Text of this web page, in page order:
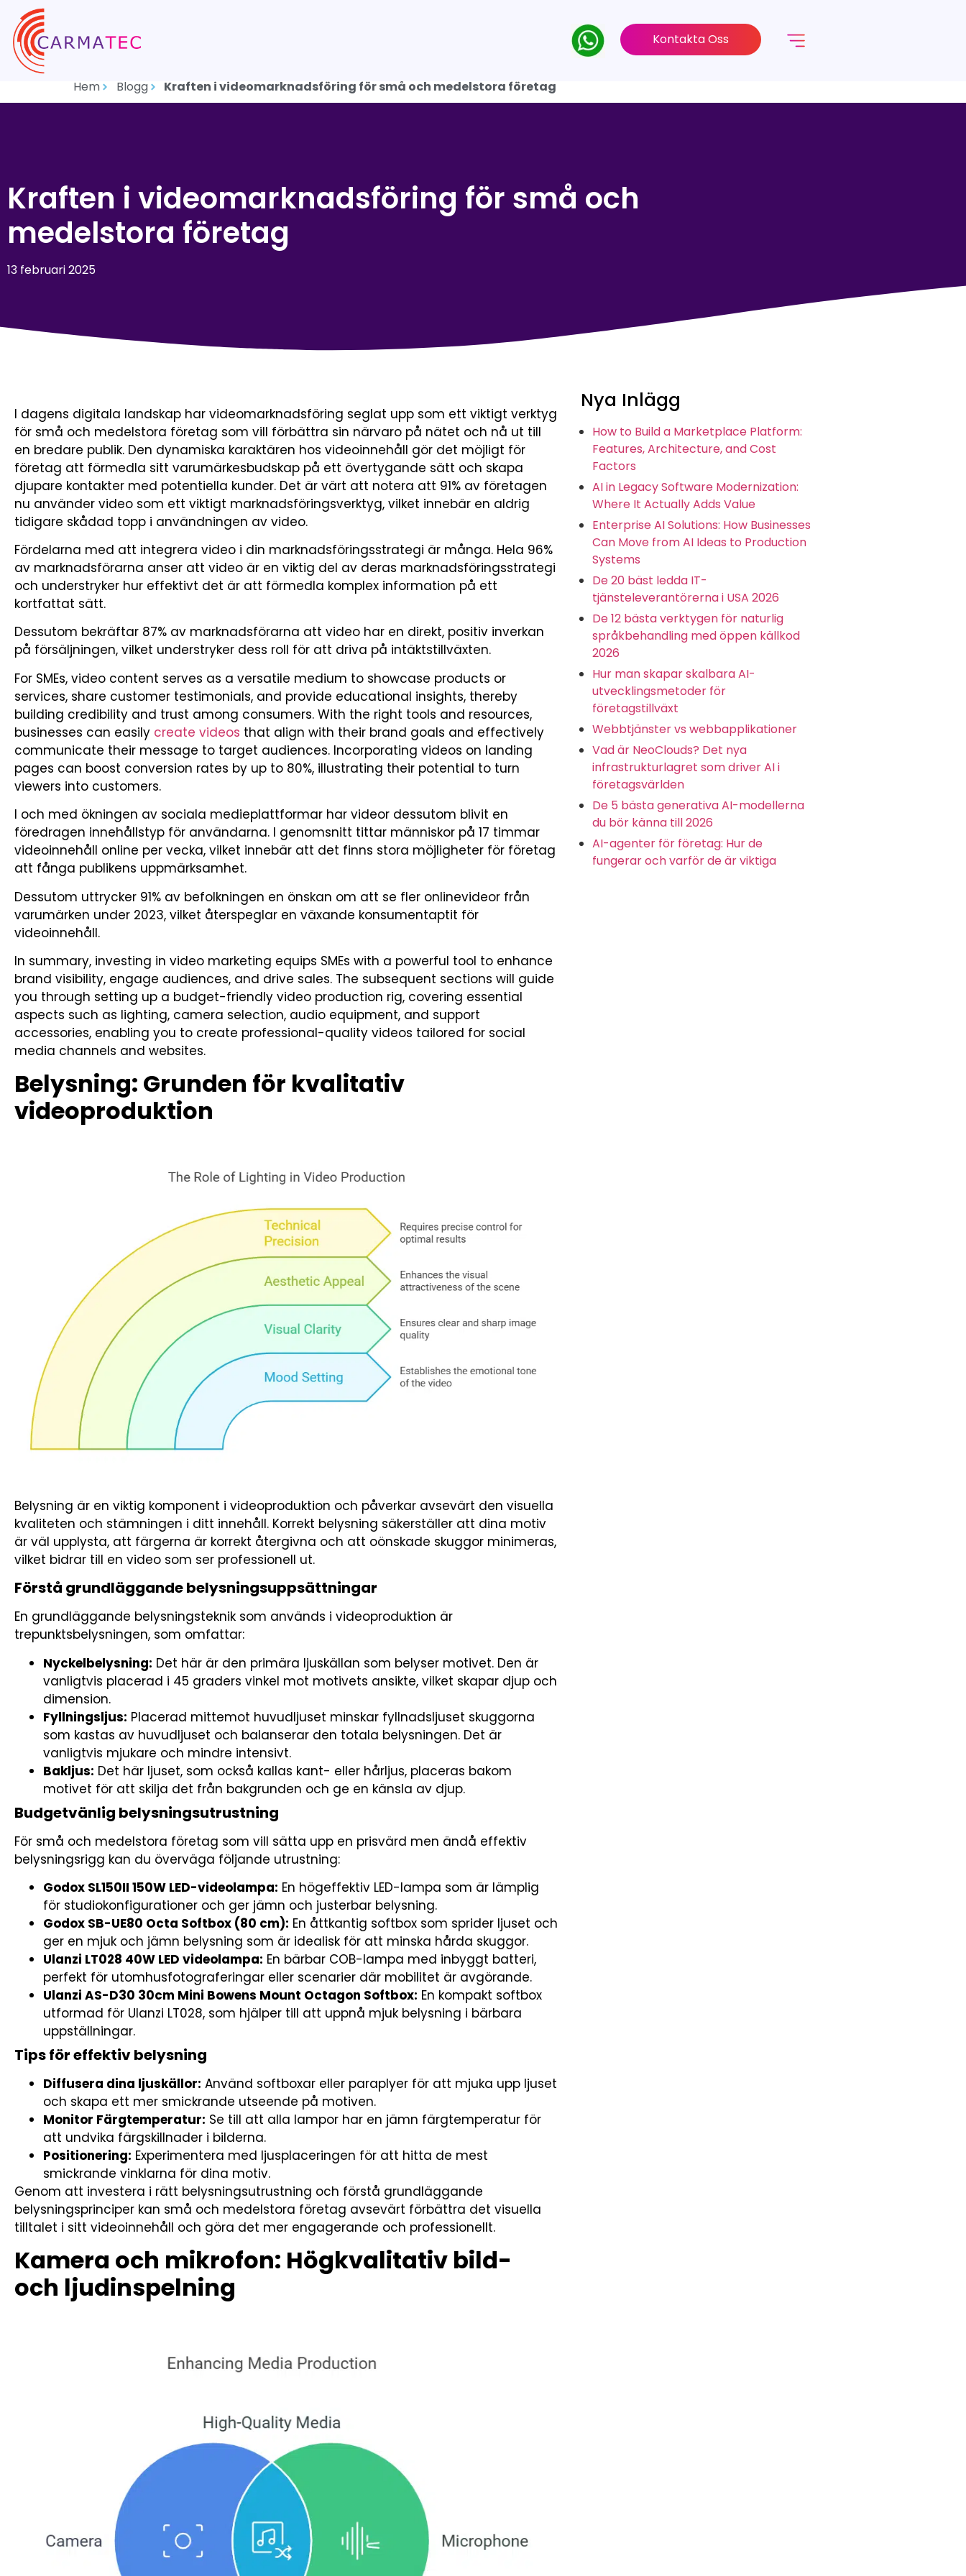
Kontakta Oss
Hem Blogg Kraften i videomarknadsföring för små och medelstora företag
Kraften i videomarknadsföring för små och
medelstora företag
13 februari 2025
I dagens digitala landskap har videomarknadsföring seglat upp som ett viktigt verktyg
för små och medelstora företag som vill förbättra sin närvaro på nätet och nå ut till
en bredare publik. Den dynamiska karaktären hos videoinnehåll gör det möjligt för
företag att förmedla sitt varumärkesbudskap på ett övertygande sätt och skapa
djupare kontakter med potentiella kunder. Det är värt att notera att 91% av företagen
nu använder video som ett viktigt marknadsföringsverktyg, vilket innebär en aldrig
tidigare skådad topp i användningen av video.
Fördelarna med att integrera video i din marknadsföringsstrategi är många. Hela 96%
av marknadsförarna anser att video är en viktig del av deras marknadsföringsstrategi
och understryker hur effektivt det är att förmedla komplex information på ett
kortfattat sätt.
Dessutom bekräftar 87% av marknadsförarna att video har en direkt, positiv inverkan
på försäljningen, vilket understryker dess roll för att driva på intäktstillväxten.
For SMEs, video content serves as a versatile medium to showcase products or
services, share customer testimonials, and provide educational insights, thereby
building credibility and trust among consumers. With the right tools and resources,
businesses can easily create videos that align with their brand goals and effectively
communicate their message to target audiences. Incorporating videos on landing
pages can boost conversion rates by up to 80%, illustrating their potential to turn
viewers into customers.
I och med ökningen av sociala medieplattformar har videor dessutom blivit en
föredragen innehållstyp för användarna. I genomsnitt tittar människor på 17 timmar
videoinnehåll online per vecka, vilket innebär att det finns stora möjligheter för företag
att fånga publikens uppmärksamhet.
Dessutom uttrycker 91% av befolkningen en önskan om att se fler onlinevideor från
varumärken under 2023, vilket återspeglar en växande konsumentaptit för
videoinnehåll.
In summary, investing in video marketing equips SMEs with a powerful tool to enhance
brand visibility, engage audiences, and drive sales. The subsequent sections will guide
you through setting up a budget-friendly video production rig, covering essential
aspects such as lighting, camera selection, audio equipment, and support
accessories, enabling you to create professional-quality videos tailored for social
media channels and websites.
Belysning: Grunden för kvalitativ
videoproduktion
Belysning är en viktig komponent i videoproduktion och påverkar avsevärt den visuella
kvaliteten och stämningen i ditt innehåll. Korrekt belysning säkerställer att dina motiv
är väl upplysta, att färgerna är korrekt återgivna och att oönskade skuggor minimeras,
vilket bidrar till en video som ser professionell ut.
Förstå grundläggande belysningsuppsättningar
En grundläggande belysningsteknik som används i videoproduktion är
trepunktsbelysningen, som omfattar:
Nyckelbelysning: Det här är den primära ljuskällan som belyser motivet. Den är
vanligtvis placerad i 45 graders vinkel mot motivets ansikte, vilket skapar djup och
dimension.
Fyllningsljus: Placerad mittemot huvudljuset minskar fyllnadsljuset skuggorna
som kastas av huvudljuset och balanserar den totala belysningen. Det är
vanligtvis mjukare och mindre intensivt.
Bakljus: Det här ljuset, som också kallas kant- eller hårljus, placeras bakom
motivet för att skilja det från bakgrunden och ge en känsla av djup.
Budgetvänlig belysningsutrustning
För små och medelstora företag som vill sätta upp en prisvärd men ändå effektiv
belysningsrigg kan du överväga följande utrustning:
Godox SL150II 150W LED-videolampa: En högeffektiv LED-lampa som är lämplig
för studiokonfigurationer och ger jämn och justerbar belysning.
Godox SB-UE80 Octa Softbox (80 cm): En åttkantig softbox som sprider ljuset och
ger en mjuk och jämn belysning som är idealisk för att minska hårda skuggor.
Ulanzi LT028 40W LED videolampa: En bärbar COB-lampa med inbyggt batteri,
perfekt för utomhusfotograferingar eller scenarier där mobilitet är avgörande.
Ulanzi AS-D30 30cm Mini Bowens Mount Octagon Softbox: En kompakt softbox
utformad för Ulanzi LT028, som hjälper till att uppnå mjuk belysning i bärbara
uppställningar.
Tips för effektiv belysning
Diffusera dina ljuskällor: Använd softboxar eller paraplyer för att mjuka upp ljuset
och skapa ett mer smickrande utseende på motiven.
Monitor Färgtemperatur: Se till att alla lampor har en jämn färgtemperatur för
att undvika färgskillnader i bilderna.
Positionering: Experimentera med ljusplaceringen för att hitta de mest
smickrande vinklarna för dina motiv.
Genom att investera i rätt belysningsutrustning och förstå grundläggande
belysningsprinciper kan små och medelstora företag avsevärt förbättra det visuella
tilltalet i sitt videoinnehåll och göra det mer engagerande och professionellt.
Kamera och mikrofon: Högkvalitativ bild-
och ljudinspelning
Nya Inlägg
How to Build a Marketplace Platform:
Features, Architecture, and Cost
Factors
AI in Legacy Software Modernization:
Where It Actually Adds Value
Enterprise AI Solutions: How Businesses
Can Move from AI Ideas to Production
Systems
De 20 bäst ledda IT-
tjänsteleverantörerna i USA 2026
De 12 bästa verktygen för naturlig
språkbehandling med öppen källkod
2026
Hur man skapar skalbara AI-
utvecklingsmetoder för
företagstillväxt
Webbtjänster vs webbapplikationer
Vad är NeoClouds? Det nya
infrastrukturlagret som driver AI i
företagsvärlden
De 5 bästa generativa AI-modellerna
du bör känna till 2026
AI-agenter för företag: Hur de
fungerar och varför de är viktiga